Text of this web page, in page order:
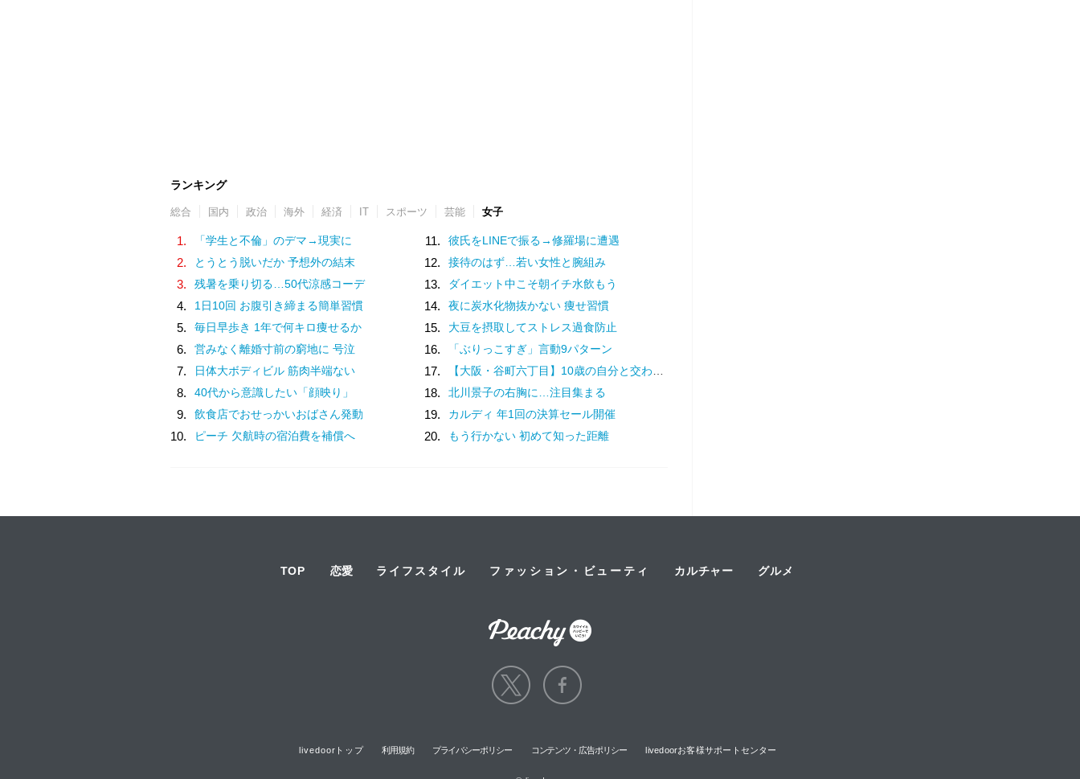
ランキング
総合 国内 政治 海外 経済 IT スポーツ 芸能 女子
1. 「学生と不倫」のデマ→現実に
2. とうとう脱いだか 予想外の結末
3. 残暑を乗り切る…50代涼感コーデ
4. 1日10回 お腹引き締まる簡単習慣
5. 毎日早歩き 1年で何キロ痩せるか
6. 営みなく離婚寸前の窮地に 号泣
7. 日体大ボディビル 筋肉半端ない
8. 40代から意識したい「顔映り」
9. 飲食店でおせっかいおばさん発動
10. ピーチ 欠航時の宿泊費を補償へ
11. 彼氏をLINEで振る→修羅場に遭遇
12. 接待のはず…若い女性と腕組み
13. ダイエット中こそ朝イチ水飲もう
14. 夜に炭水化物抜かない 痩せ習慣
15. 大豆を摂取してストレス過食防止
16. 「ぶりっこすぎ」言動9パターン
17. 【大阪・谷町六丁目】10歳の自分と交わした約束。名店での猛修業を経てオープンした「ma journée（マジョルネ）」が提案する、日常に寄り添うフランス菓子
18. 北川景子の右胸に…注目集まる
19. カルディ 年1回の決算セール開催
20. もう行かない 初めて知った距離
TOP 恋愛 ライフスタイル ファッション・ビューティ カルチャー グルメ
livedoorトップ 利用規約 プライバシーポリシー コンテンツ・広告ポリシー livedoorお客様サポートセンター